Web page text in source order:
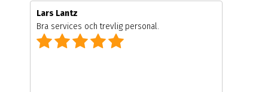
Lars Lantz
Bra services och trevlig personal.